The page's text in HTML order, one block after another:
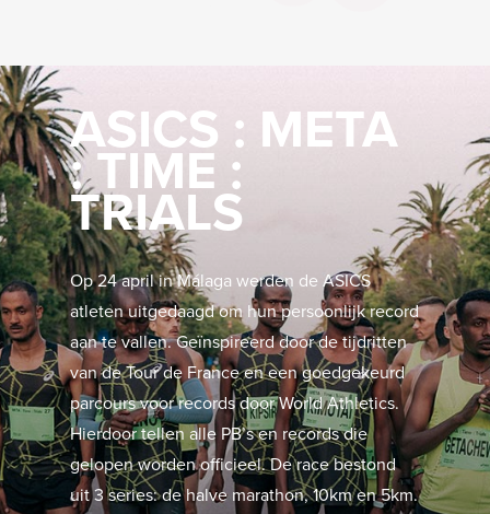
ASICS : META
: TIME :
TRIALS
Op 24 april in Málaga werden de ASICS
atleten uitgedaagd om hun persoonlijk record
aan te vallen. Geïnspireerd door de tijdritten
van de Tour de France en een goedgekeurd
parcours voor records door World Athletics.
Hierdoor tellen alle PB’s en records die
gelopen worden officieel. De race bestond
uit 3 series: de halve marathon, 10km en 5km.